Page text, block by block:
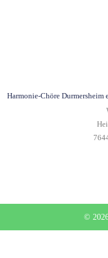
Harmonie-Chöre Durmersheim
©